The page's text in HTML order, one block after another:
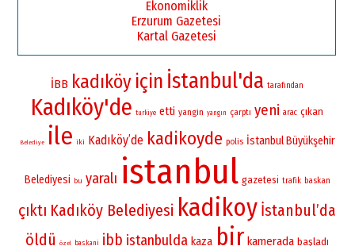
Ekonomiklik
Erzurum Gazetesi
Kartal Gazetesi
İBB kadıköy için İstanbul'da tarafından
Kadıköy'de turkiye etti yangin yangın çarptı yeni arac çıkan
Belediye ile iki Kadıköy’de kadikoyde polis İstanbul Büyükşehir
Belediyesi bu yaralı istanbul gazetesi trafik baskan
çıktı Kadıköy Belediyesi kadikoy İstanbul’da
öldü
özel baskani ibb istanbulda kaza bir kamerada başladı